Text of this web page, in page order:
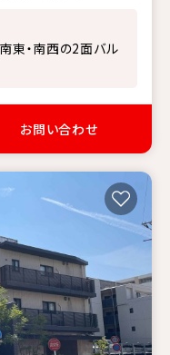
東・南西の2面バル
お問い合わせ